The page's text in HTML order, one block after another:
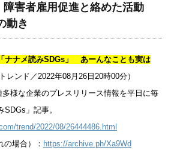
障害者雇用促進と絡めた活動
動き
ナナメ読みSDGs」 あーんなことも実は
レンド／2022年08月26日20時00分）
様な企業のプレスリリース情報を平日に毎
SDGs」記事。
trend/2022/08/26444486.html
の場合）： https://archive.ph/Xa9Wd